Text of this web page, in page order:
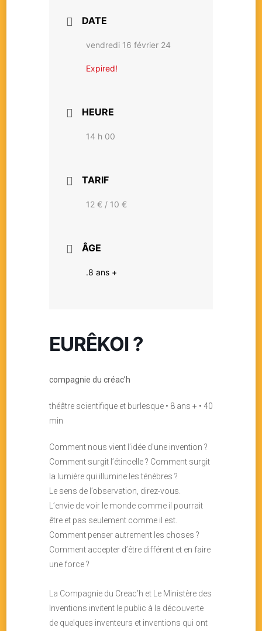
DATE
vendredi 16 février 24
Expired!
HEURE
14 h 00
TARIF
12 € / 10 €
ÂGE
.8 ans +
EURÊKOI ?
compagnie du créac’h
théâtre scientifique et burlesque • 8 ans + • 40
min
Comment nous vient l’idée d’une invention ?
Comment surgit l’étincelle ? Comment surgit
la lumière qui illumine les ténèbres ?
Le sens de l’observation, direz-vous.
L’envie de voir le monde comme il pourrait
être et pas seulement comme il est.
Comment penser autrement les choses ?
Comment accepter d’être différent et en faire
une force ?
La Compagnie du Creac’h et Le Ministère des
Inventions invitent le public à la découverte
de quelques inventeurs et inventions qui ont